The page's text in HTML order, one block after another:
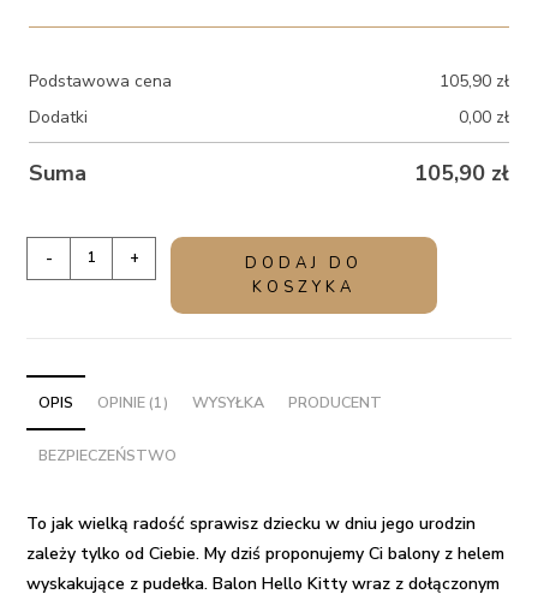
Podstawowa cena 105,90 zł
Dodatki
0,00 zł
Suma 105,90 zł
Balony
Hello
Kitty
z
imieniem
- +
DODAJ DO
KOSZYKA
OPIS OPINIE (1) WYSYŁKA PRODUCENT
BEZPIECZEŃSTWO
To jak wielką radość sprawisz dziecku w dniu jego urodzin
zależy tylko od Ciebie. My dziś proponujemy Cibalony z helem
wyskakujące z pudełka.Balon Hello Kitty wraz z dołączonym